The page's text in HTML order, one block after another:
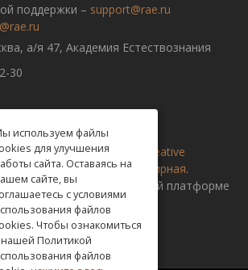
поддержки – support@rae.ru
а/я 47, Академия Естествознания
30
доступны полицензии Creative
(«Атрибуция») 4.0 Всемирная.
издательской платформе
используем файлы
для улучшения
сайта. Оставаясь на
сайте, вы
с условиями
файлов
Чтобы ознакомиться
нашей Политикой
файлов